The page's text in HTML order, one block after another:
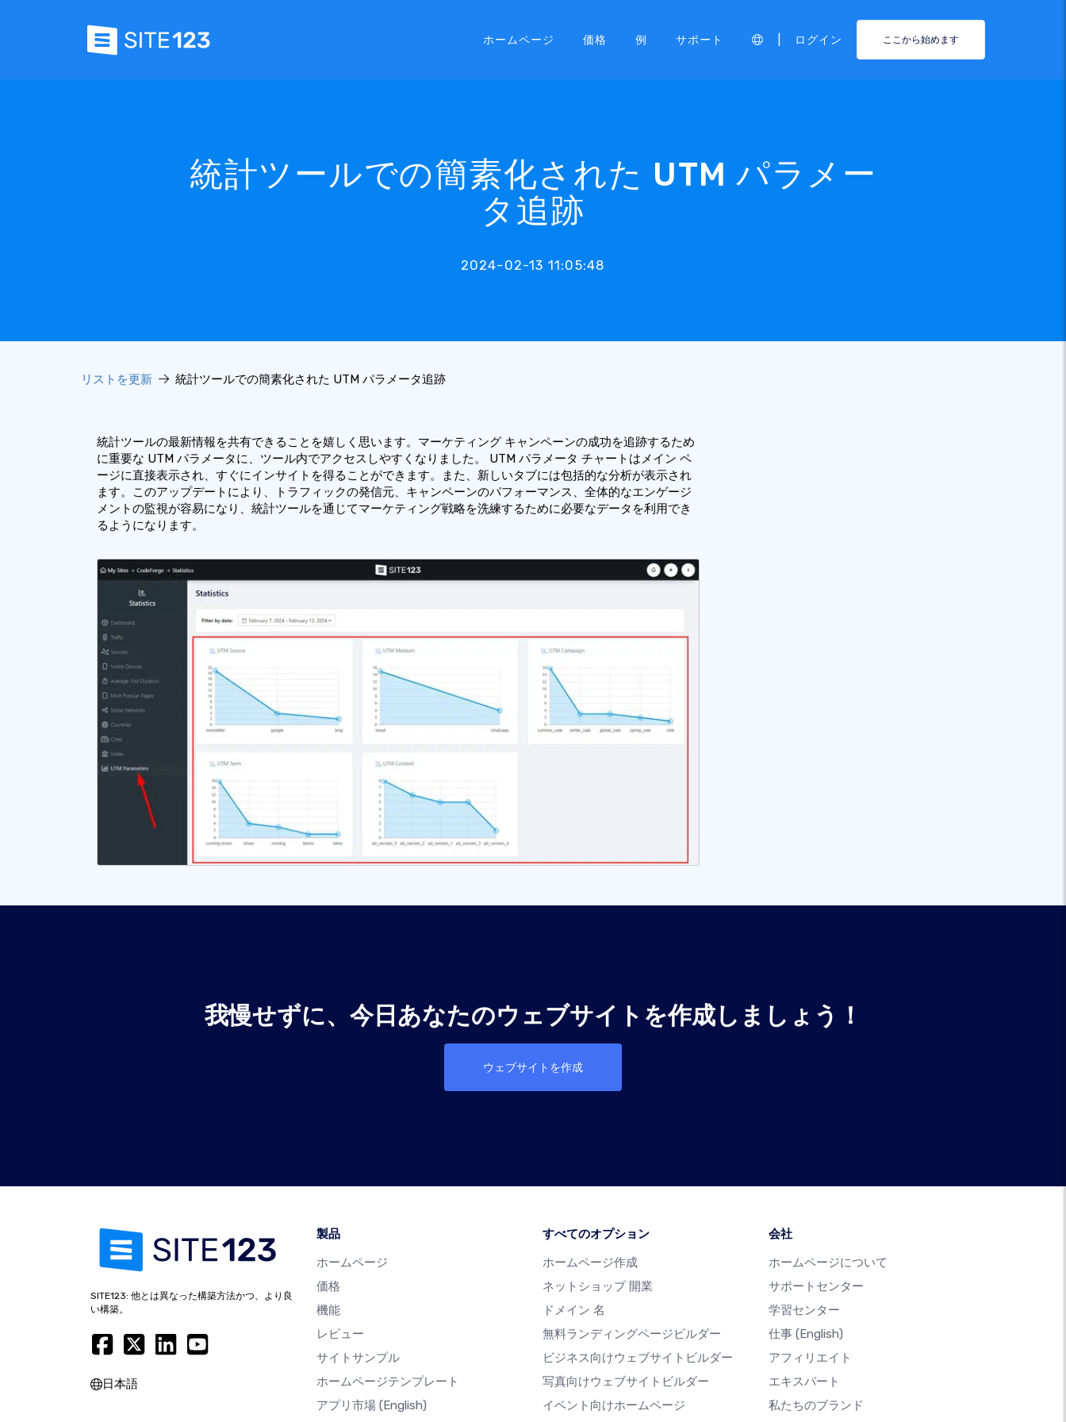
ホームページ 価格 例 サポート ログイン ここから始めます
統計ツールでの簡素化された UTM パラメー
タ追跡
2024-02-13 11:05:48
リストを更新 統計ツールでの簡素化された UTM パラメータ追跡
統計ツールの最新情​​報を共有できることを嬉しく思います。マーケティング キャンペーンの成功を追跡するため
に重要な UTM パラメータに、ツール内でアクセスしやすくなりました。 UTM パラメータ チャートはメイン ペ
ージに直接表示され、すぐにインサイトを得ることができます。また、新しいタブには包括的な分析が表示され
ます。このアップデートにより、トラフィックの発信元、キャンペーンのパフォーマンス、全体的なエンゲージ
メントの監視が容易になり、統計ツールを通じてマーケティング戦略を洗練するために必要なデータを利用でき
るようになります。
我慢せずに、今日あなたのウェブサイトを作成しましょう！
ウェブサイトを作成
SITE123: 他とは異なった構築方法かつ、より良
い構築。
日本語
製品
ホームページ
価格
機能
レビュー
サイトサンプル
ホームページテンプレート
アプリ市場 (English)
すべてのオプション
ホームページ作成
ネットショップ 開業
ドメイン 名
無料ランディングページビルダー
ビジネス向けウェブサイトビルダー
写真向けウェブサイトビルダー
イベント向けホームページ
会社
ホームページについて
サポートセンター
学習センター
仕事 (English)
アフィリエイト
エキスパート
私たちのブランド